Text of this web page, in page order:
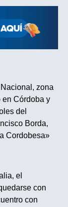
zona
en Córdoba y
del
Borda,
Cordobesa»
el
con
con